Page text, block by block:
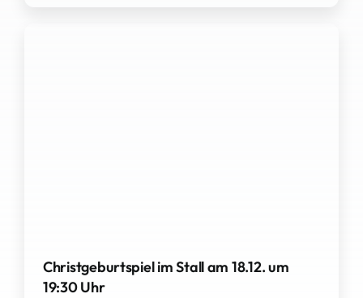
Christgeburtspiel im Stall am 18.12. um
19:30 Uhr